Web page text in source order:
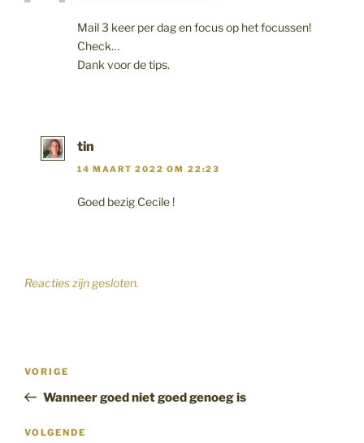
Mail 3 keer per dag en focus op het focussen!
Check…
Dank voor de tips.
tin
14 MAART 2022 OM 22:23
Goed bezig Cecile !
Reacties zijn gesloten.
Bericht
Vorig
bericht
VORIGE
Wanneer goed niet goed genoeg is
Volgend
VOLGENDE